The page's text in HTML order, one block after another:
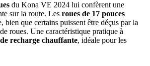
du Kona VE 2024 lui confèrent une
sur la route. Les roues de 17 pouces
bien que certains puissent être déçus par la
roues. Une caractéristique pratique à
recharge chauffante, idéale pour les